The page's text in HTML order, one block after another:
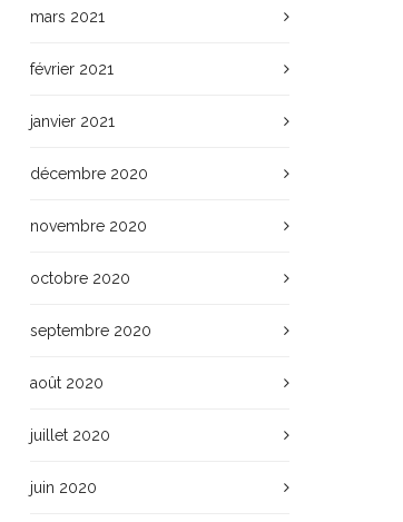
mars 2021
février 2021
janvier 2021
décembre 2020
novembre 2020
octobre 2020
septembre 2020
août 2020
juillet 2020
juin 2020